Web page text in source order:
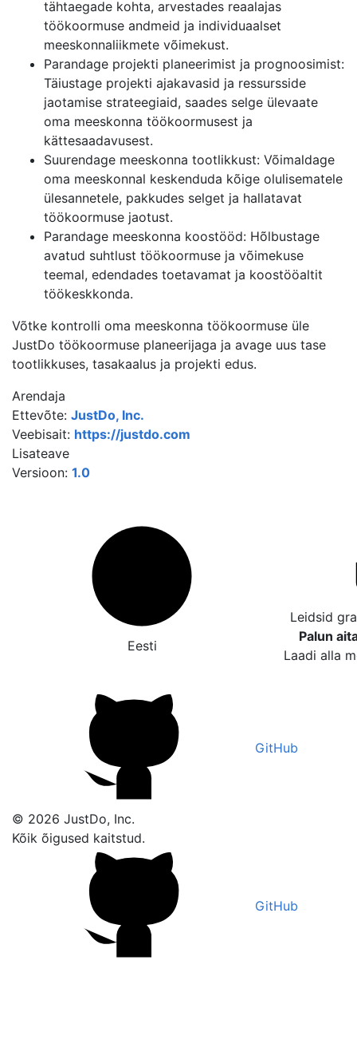
tähtaegade kohta, arvestades reaalajas
töökoormuse andmeid ja individuaalset
meeskonnaliikmete võimekust.
Parandage projekti planeerimist ja prognoosimist:
Täiustage projekti ajakavasid ja ressursside
jaotamise strateegiaid, saades selge ülevaate
oma meeskonna töökoormusest ja
kättesaadavusest.
Suurendage meeskonna tootlikkust: Võimaldage
oma meeskonnal keskenduda kõige olulisematele
ülesannetele, pakkudes selget ja hallatavat
töökoormuse jaotust.
Parandage meeskonna koostööd: Hõlbustage
avatud suhtlust töökoormuse ja võimekuse
teemal, edendades toetavamat ja koostööaltit
töökeskkonda.
Võtke kontrolli oma meeskonna töökoormuse üle
JustDo töökoormuse planeerijaga ja avage uus tase
tootlikkuses, tasakaalus ja projekti edus.
Arendaja
Ettevõte: JustDo, Inc.
Veebisait: https://justdo.com
Lisateave
Versioon: 1.0
Eesti
Leidsid
Palun
Laadi alla
GitHub
© 2026 JustDo, Inc.
Kõik õigused kaitstud.
GitHub